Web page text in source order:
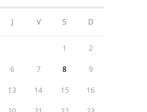
J V S D
1 2
6 7 8 9
13 14 15 16